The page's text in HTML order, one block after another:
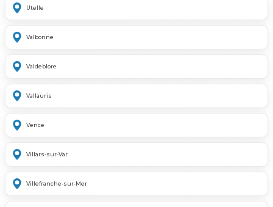
Utelle
Valbonne
Valdeblore
Vallauris
Vence
Villars-sur-Var
Villefranche-sur-Mer